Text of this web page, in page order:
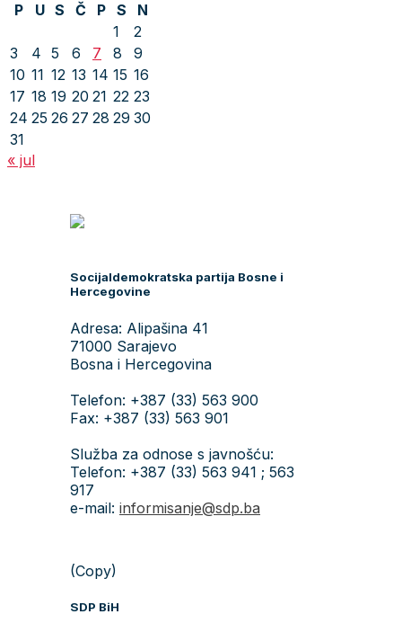
P
U S Č P S
N
1
2
3
4 5 6 7 8
9
10 11 12 13 14 15 16
17 18 19 20 21 22 23
24 25 26 27 28 29 30
31
« jul
Socijaldemokratska partija Bosne i
Hercegovine
Adresa: Alipašina 41
71000 Sarajevo
Bosna i Hercegovina
Telefon: +387 (33) 563 900
Fax: +387 (33) 563 901
Služba za odnose s javnošću:
Telefon: +387 (33) 563 941 ; 563
917
e-mail: informisanje@sdp.ba
(Copy)
SDP BiH